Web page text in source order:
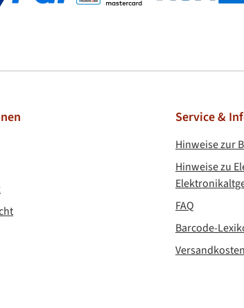
Service &
Hinweise zur
Hinweise zu
FAQ
Barcode-
Versandkosten